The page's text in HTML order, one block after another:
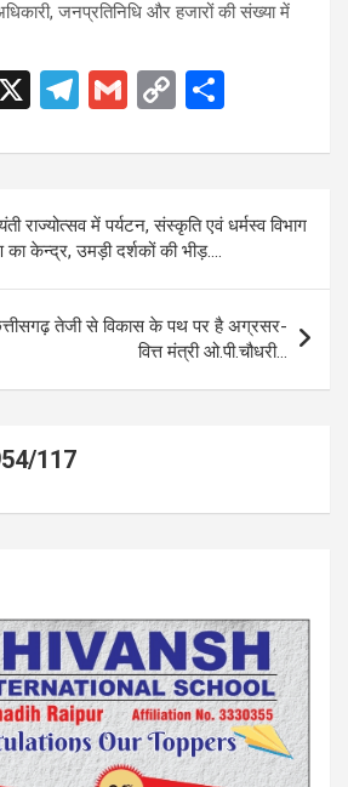
जनप्रतिनिधि और हजारों की संख्या में
W
X
T
e
gr
a
m
G
ail
C
py
Li
n
k
ar
राज्योत्सव में पर्यटन, संस्कृति एवं धर्मस्व विभाग
केन्द्र, उमड़ी दर्शकों की भीड़….
छत्तीसगढ़ तेजी से विकास के पथ पर है अग्रसर-
वित्त मंत्री ओ.पी.चौधरी…
117